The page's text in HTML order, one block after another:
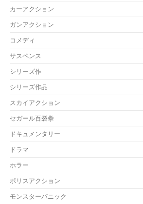
カーアクション
ガンアクション
コメディ
サスペンス
シリーズ作
シリーズ作品
スカイアクション
セガール百裂拳
ドキュメンタリー
ドラマ
ホラー
ポリスアクション
モンスターパニック